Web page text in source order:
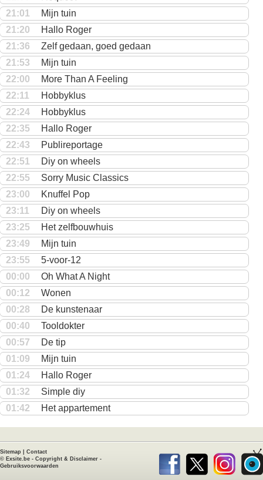
21:01
Mijn tuin
21:20
Hallo Roger
21:36
Zelf gedaan, goed gedaan
21:53
Mijn tuin
22:00
More Than A Feeling
22:11
Hobbyklus
22:24
Hobbyklus
22:35
Hallo Roger
22:43
Publireportage
22:51
Diy on wheels
22:55
Sorry Music Classics
23:00
Knuffel Pop
23:11
Diy on wheels
23:25
Het zelfbouwhuis
23:49
Mijn tuin
23:55
5-voor-12
00:00
Oh What A Night
00:12
Wonen
00:28
De kunstenaar
00:40
Tooldokter
00:57
De tip
01:09
Mijn tuin
01:24
Hallo Roger
01:32
Simple diy
01:42
Het appartement
Sitemap
Contact
© Exsite.be - Copyright & Disclaimer -
Gebruiksvoorwaarden